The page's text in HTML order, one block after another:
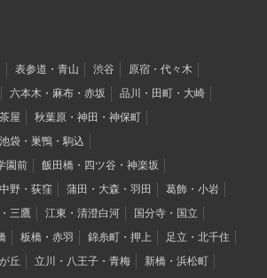
表参道・青山 渋谷
原宿・代々木
六本木・麻布・赤坂
品川・田町・大崎
屋
秋葉原・神田・神保町
池袋・巣鴨・駒込
園前
飯田橋・四ツ谷・神楽坂
中野・荻窪 蒲田・大森・羽田
葛飾・小岩
三鷹 江東・清澄白河
国分寺・国立
板橋・赤羽 錦糸町・押上
足立・北千住
丘 立川・八王子・青梅
新橋・浜松町